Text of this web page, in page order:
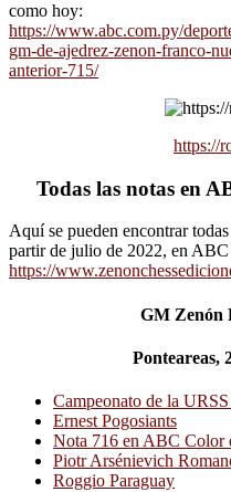
como hoy:
https://www.abc.com.py/
gm-de-ajedrez-zenon-franco-
anterior-715/
https://
Todas las notas en
Aquí se pueden encontrar
partir de julio de 2022, en
https://
GM Zenón
Ponteareas,
Campeonato de la
Ernest Pogosiants
Nota 716 en ABC Color
Piotr Arsénievich
Roggio Paraguay